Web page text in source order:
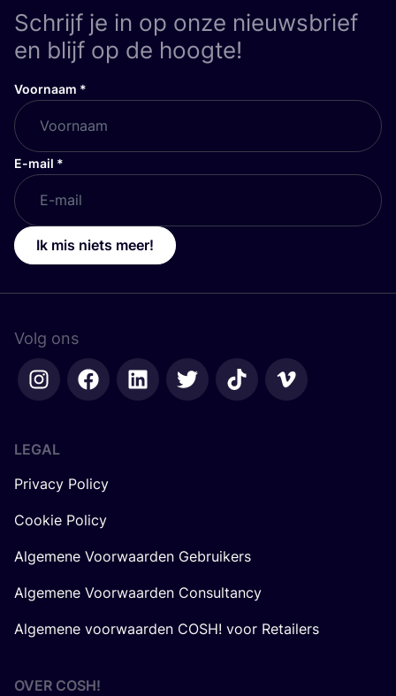
Schrijf je in op onze nieuwsbrief
en blijf op de hoogte!
Voornaam *
E-mail *
Ik mis niets meer!
Volg ons
LEGAL
Privacy Policy
Cookie Policy
Algemene Voorwaarden Gebruikers
Algemene Voorwaarden Consultancy
Algemene voorwaarden COSH! voor Retailers
OVER COSH!